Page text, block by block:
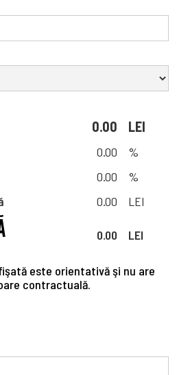
0.00 LEI
0.00
%
0.00
%
0.00 LEI
0.00 LEI
este orientativă şi nu are
contractuală.